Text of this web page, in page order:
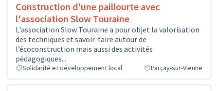
Construction d'une paillourte avec
l'association Slow Touraine
L'association Slow Touraine a pour objet la valorisation
des techniques et savoir-faire autour de
l’écoconstruction mais aussi des activités
pédagogiques...
Solidarité et développement local Parçay-sur-Vienne